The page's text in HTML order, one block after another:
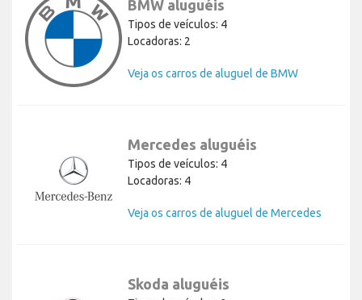
BMW aluguéis
Tipos de veículos: 4
Locadoras: 2
Veja os carros de aluguel de BMW
Mercedes aluguéis
Tipos de veículos: 4
Locadoras: 4
Veja os carros de aluguel de Mercedes
Skoda aluguéis